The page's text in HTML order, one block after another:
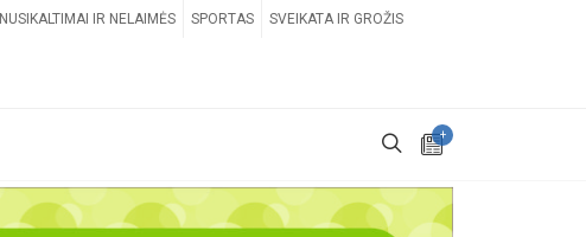
NUSIKALTIMAI IR NELAIMĖS SPORTAS SVEIKATA IR GROŽIS
+